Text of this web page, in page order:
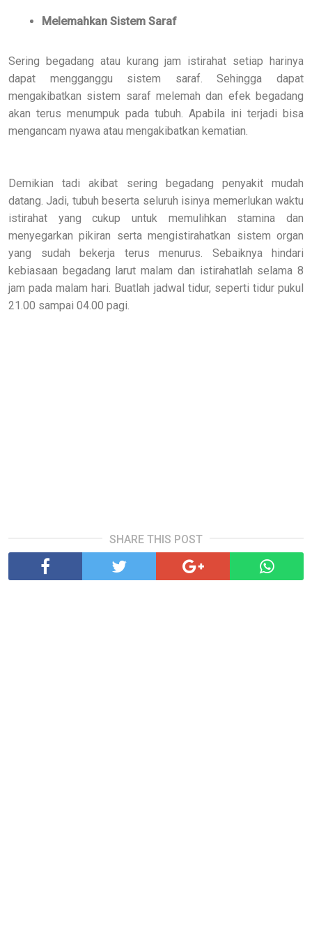
Melemahkan Sistem Saraf
Sering begadang atau kurang jam istirahat setiap harinya
dapat mengganggu sistem saraf. Sehingga dapat
mengakibatkan sistem saraf melemah dan efek begadang
akan terus menumpuk pada tubuh. Apabila ini terjadi bisa
mengancam nyawa atau mengakibatkan kematian.
Demikian tadi akibat sering begadang penyakit mudah
datang. Jadi, tubuh beserta seluruh isinya memerlukan waktu
istirahat yang cukup untuk memulihkan stamina dan
menyegarkan pikiran serta mengistirahatkan sistem organ
yang sudah bekerja terus menurus. Sebaiknya hindari
kebiasaan begadang larut malam dan istirahatlah selama 8
jam pada malam hari. Buatlah jadwal tidur, seperti tidur pukul
21.00 sampai 04.00 pagi.
SHARE THIS POST